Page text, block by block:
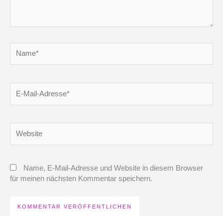
Mail-
Name, E-Mail-Adresse und Website in diesem Browser
für meinen nächsten Kommentar speichern.